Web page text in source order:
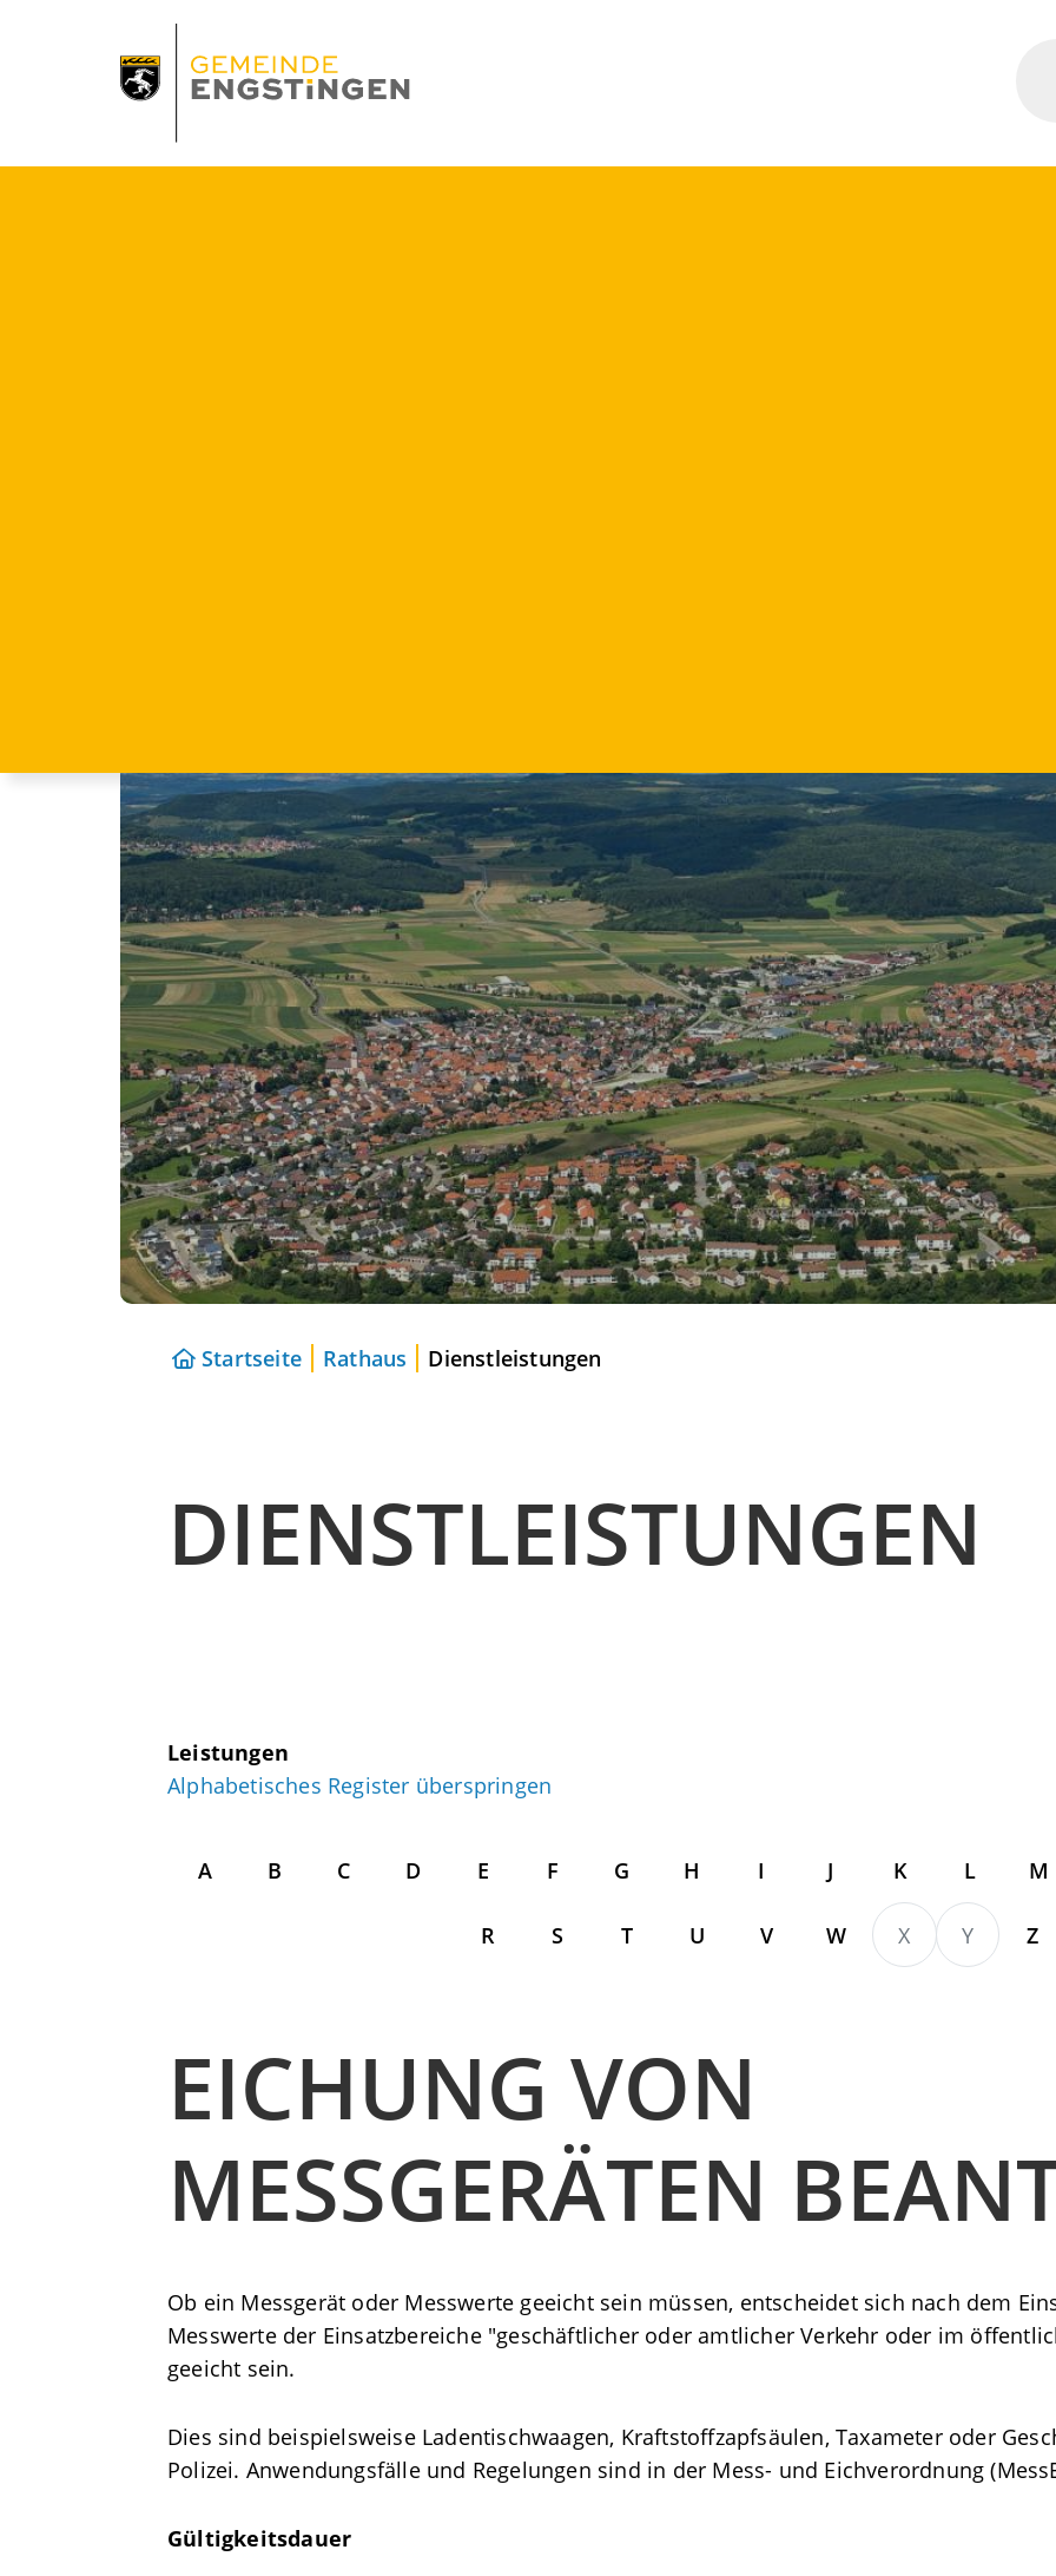
Startseite Rathaus Dienstleistungen
DIENSTLEISTUNGEN
Leistungen
Alphabetisches Register überspringen
A B C D E F G H I J K L M
R S T U V W X Y Z
EICHUNG VON
MESSGERÄTEN
Ob ein Messgerät oder Messwerte geeicht sein müssen, entscheidet sich nach dem
Messwerte der Einsatzbereiche "geschäftlicher oder amtlicher Verkehr oder im
geeicht sein.
Dies sind beispielsweise Ladentischwaagen, Kraftstoffzapfsäulen, Taxameter oder
Polizei. Anwendungsfälle und Regelungen sind in der Mess- und Eichverordnung
Gültigkeitsdauer